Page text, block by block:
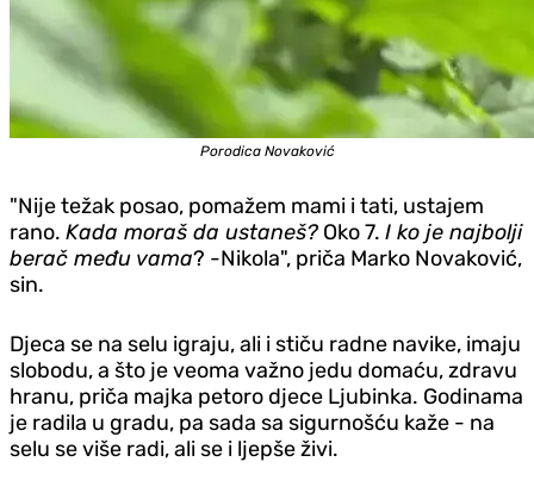
Porodica Novaković
"Nije težak posao, pomažem mami i tati, ustajem
rano. Kada moraš da ustaneš? Oko 7. I ko je najbolji
berač među vama? -Nikola", priča Marko Novaković,
sin.
Djeca se na selu igraju, ali i stiču radne navike, imaju
slobodu, a što je veoma važno jedu domaću, zdravu
hranu, priča majka petoro djece Ljubinka. Godinama
je radila u gradu, pa sada sa sigurnošću kaže - na
selu se više radi, ali se i ljepše živi.